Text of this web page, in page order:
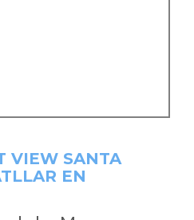
VIEW SANTA
EN